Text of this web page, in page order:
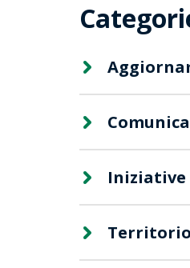
Iniziative
Territorio